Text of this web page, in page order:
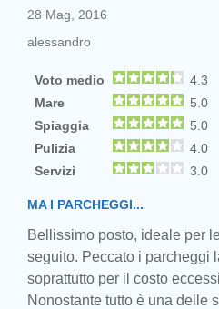
28 Mag, 2016
alessandro
Voto medio
4.3
Mare
5.0
Spiaggia
5.0
Pulizia
4.0
Servizi
3.0
MA I PARCHEGGI...
Bellissimo posto, ideale per
seguito. Peccato i parcheggi
soprattutto per il costo
Nonostante tutto è una delle